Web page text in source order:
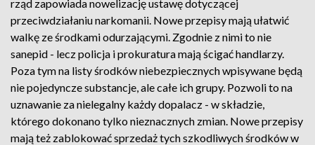
rząd zapowiada nowelizację ustawę dotyczącej
przeciwdziałaniu narkomanii. Nowe przepisy mają ułatwić
walkę ze środkami odurzającymi. Zgodnie z nimi to nie
sanepid - lecz policja i prokuratura mają ścigać handlarzy.
Poza tym na listy środków niebezpiecznych wpisywane będą
nie pojedyncze substancje, ale całe ich grupy. Pozwoli to na
uznawanie za nielegalny każdy dopalacz - w składzie,
którego dokonano tylko nieznacznych zmian. Nowe przepisy
mają też zablokować sprzedaż tych szkodliwych środków w